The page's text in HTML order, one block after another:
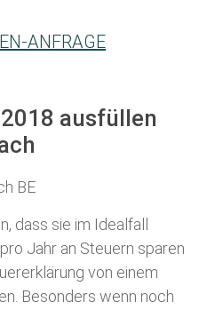
ANFRAGE
ausfüllen
dass sie im Idealfall
Jahr an Steuern sparen
von einem
. Besonders wenn noch